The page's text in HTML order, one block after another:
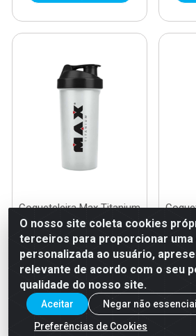
Coqueteleira Max Titanium
Incolor 700ml Supley
Código: 39082
EAN: 7899941207110
Faça seu login ou
cadastre-se para
ver preços e
O nosso site coleta cookies
terceiros para proporcionar uma
personalizada ao usuário,
relevante de acordo com o seu
qualidade do nosso site.
Aceitar
Negar não
Preferências de Cookies